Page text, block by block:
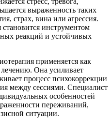
выраженность таких
страх, вина или агрессия.
инструментом
реакций и устойчивых
применяется как
лечению. Она усиливает
процесс психокоррекции
между сессиями. Специалист
особенностей
переживаний,
ситуации.